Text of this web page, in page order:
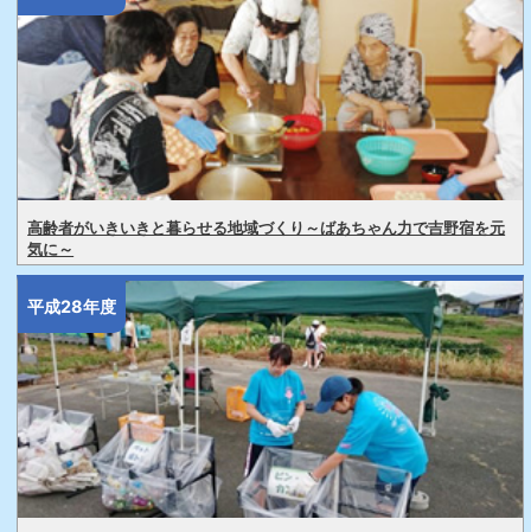
高齢者がいきいきと暮らせる地域づくり～ばあちゃん力で吉野宿を元
気に～
平成28年度